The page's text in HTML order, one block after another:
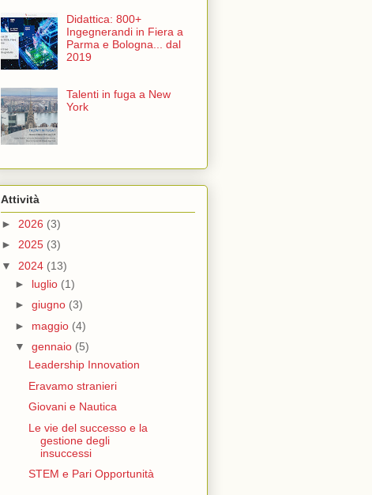
Didattica: 800+
Ingegnerandi in Fiera a
Parma e Bologna... dal
2019
Talenti in fuga a New
York
Attività
► 2026 (3)
► 2025 (3)
▼ 2024 (13)
► luglio (1)
► giugno (3)
► maggio (4)
▼ gennaio (5)
Leadership Innovation
Eravamo stranieri
Giovani e Nautica
Le vie del successo e la
gestione degli
insuccessi
STEM e Pari Opportunità